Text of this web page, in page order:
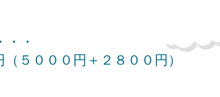
・
５０００円＋２８００円）